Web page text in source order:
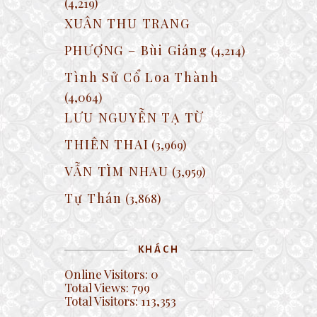
XUÂN THU TRANG
PHƯỢNG – Bùi Giáng (4,214)
Tình Sử Cổ Loa Thành
(4,064)
LƯU NGUYỄN TẠ TỪ
THIÊN THAI (3,969)
VẪN TÌM NHAU (3,959)
Tự Thán (3,868)
KHÁCH
Online Visitors: 0
Total Views: 799
Total Visitors: 113,353